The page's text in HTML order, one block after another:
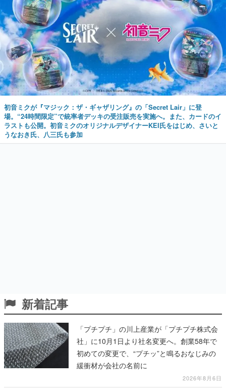
初音ミクが『マジック：ザ・ギャザリング』の「Secret Lair」に登
場。“24時間限定”で統率者デッキの受注販売を実施へ。また、カードのイ
ラストも公開。初音ミクのオリジナルデザイナーKEI氏をはじめ、さいと
うなおき氏、八三氏も参加
新着記事
「プチプチ」の川上産業が「プチプチ株式会
社」に10月1日より社名変更へ。創業58年で
初めての変更で、“プチッ”と鳴るおなじみの
緩衝材が会社の名前に
2026年8月6日